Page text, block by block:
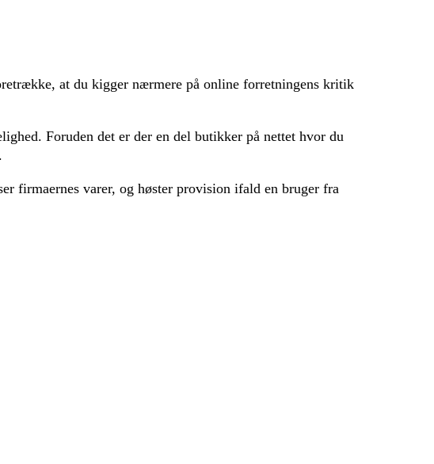
at du kigger nærmere på online forretningens kritik
Foruden det er der en del butikker på nettet hvor du
firmaernes varer, og høster provision ifald en bruger fra